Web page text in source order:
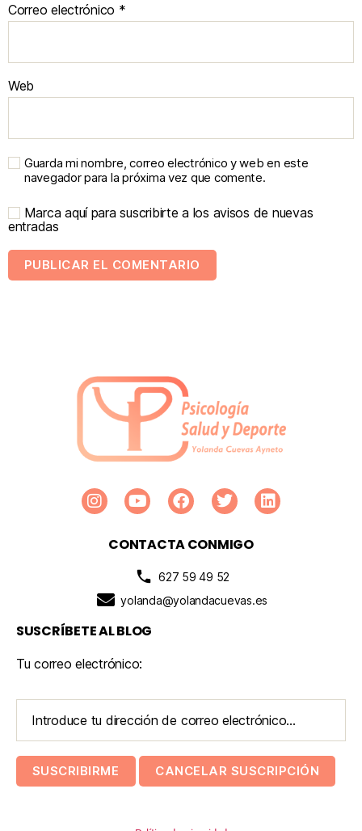
Correo electrónico *
Web
Guarda mi nombre, correo electrónico y web en este
navegador para la próxima vez que comente.
Marca aquí para suscribirte a los avisos de nuevas
entradas
CONTACTA CONMIGO
627 59 49 52
yolanda@yolandacuevas.es
SUSCRÍBETE AL BLOG
Tu correo electrónico: